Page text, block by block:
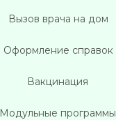
Вызов врача на дом
Оформление справок
Вакцинация
Модульные программы